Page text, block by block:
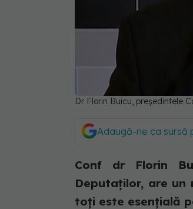
Dr Florin Buicu, președintele
Adaugă-ne ca sursă
Conf dr Florin
Deputaților, are un
toți este esențială